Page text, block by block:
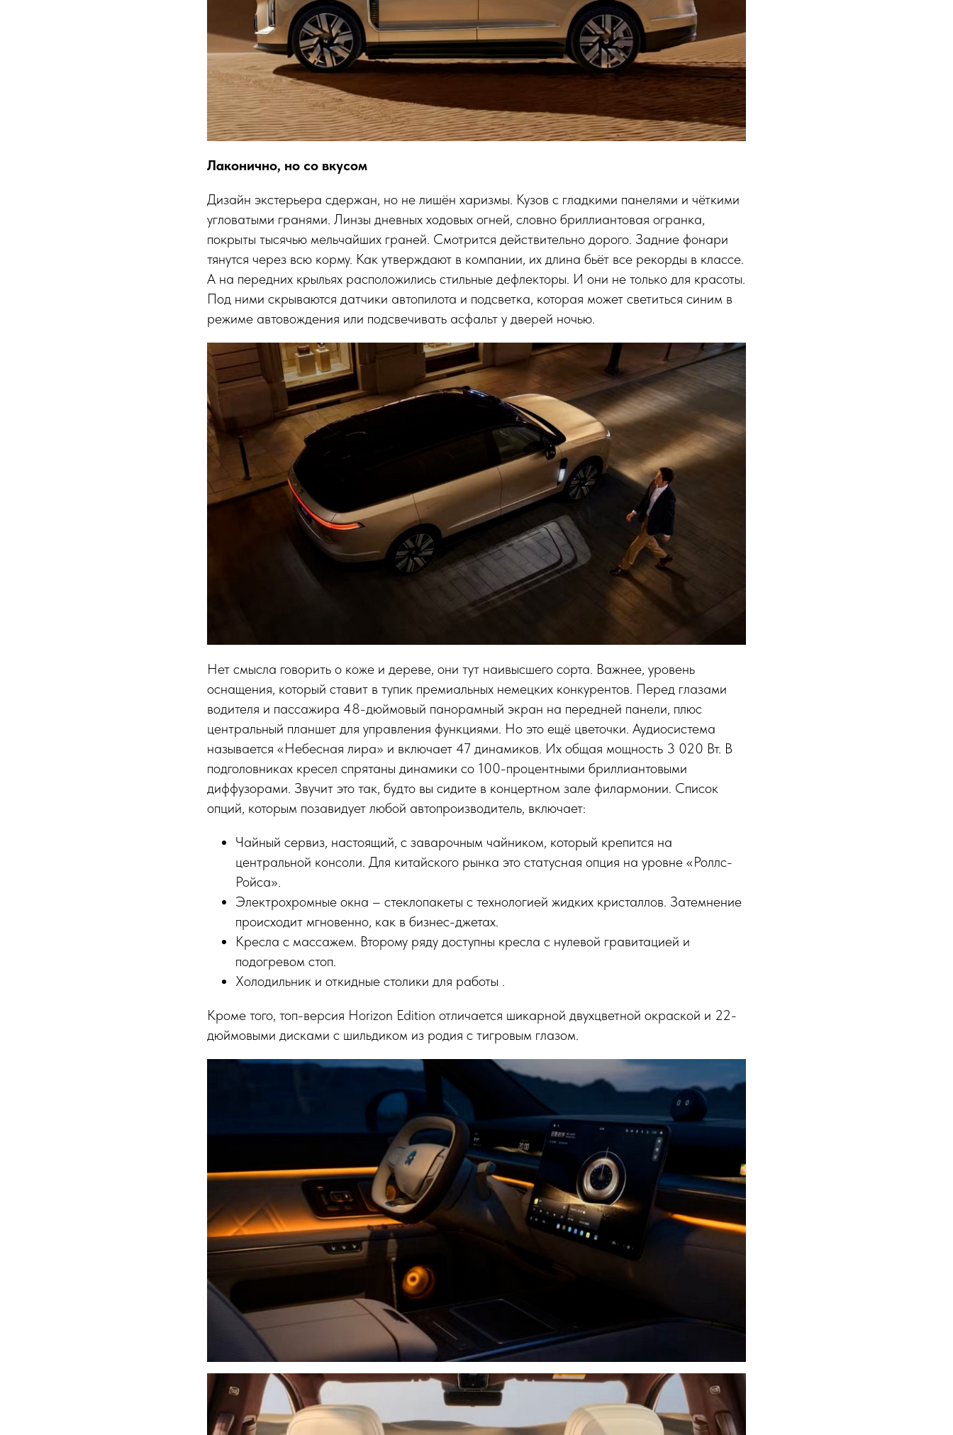
Лаконично, но со вкусом
Дизайн экстерьера сдержан, но не лишён харизмы. Кузов с гладкими панелями и чёткими
угловатыми гранями. Линзы дневных ходовых огней, словно бриллиантовая огранка,
покрыты тысячью мельчайших граней. Смотрится действительно дорого. Задние фонари
тянутся через всю корму. Как утверждают в компании, их длина бьёт все рекорды в классе.
А на передних крыльях расположились стильные дефлекторы. И они не только для красоты.
Под ними скрываются датчики автопилота и подсветка, которая может светиться синим в
режиме автовождения или подсвечивать асфальт у дверей ночью.
Нет смысла говорить о коже и дереве, они тут наивысшего сорта. Важнее, уровень
оснащения, который ставит в тупик премиальных немецких конкурентов. Перед глазами
водителя и пассажира 48-дюймовый панорамный экран на передней панели, плюс
центральный планшет для управления функциями. Но это ещё цветочки. Аудиосистема
называется «Небесная лира» и включает 47 динамиков. Их общая мощность 3 020 Вт. В
подголовниках кресел спрятаны динамики со 100-процентными бриллиантовыми
диффузорами. Звучит это так, будто вы сидите в концертном зале филармонии. Список
опций, которым позавидует любой автопроизводитель, включает:
Чайный сервиз, настоящий, с заварочным чайником, который крепится на
центральной консоли. Для китайского рынка это статусная опция на уровне «Роллс-
Ройса».
Электрохромные окна – стеклопакеты с технологией жидких кристаллов. Затемнение
происходит мгновенно, как в бизнес-джетах.
Кресла с массажем. Второму ряду доступны кресла с нулевой гравитацией и
подогревом стоп.
Холодильник и откидные столики для работы .
Кроме того, топ-версия Horizon Edition отличается шикарной двухцветной окраской и 22-
дюймовыми дисками с шильдиком из родия с тигровым глазом.